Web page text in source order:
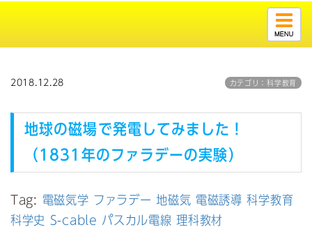
2018.12.28 カテゴリ：科学教育
地球の磁場で発電してみました！
（1831年のファラデーの実験）
Tag: 電磁気学 ファラデー 地磁気 電磁誘導 科学教育
科学史 S-cable パスカル電線 理科教材